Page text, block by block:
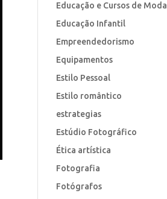
Educação e Cursos de Moda
Educação Infantil
Empreendedorismo
Equipamentos
Estilo Pessoal
Estilo romântico
estrategias
Estúdio Fotográfico
Ética artística
Fotografia
Fotógrafos